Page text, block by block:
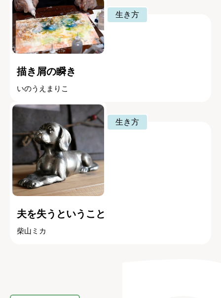
生き方
描き屑の瞬き
いのうえまりこ
生き方
夫を失うということ
柴山ミカ